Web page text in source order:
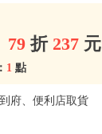
79 折 237 元
1 點
府、便利店取貨